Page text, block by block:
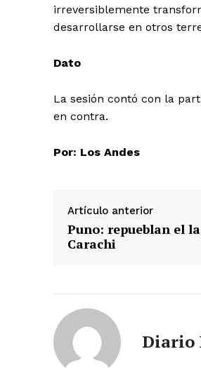
irreversiblemente
desarrollarse en otros
Dato
La sesión contó con la
en contra.
Por: Los Andes
Artículo anterior
Puno: repueblan el
Carachi
Diario